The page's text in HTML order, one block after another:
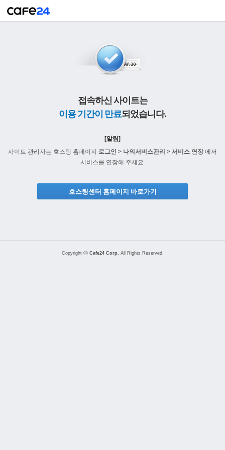
접속하신 사이트는
이용 기간이 만료되었습니다.
[알림]
사이트 관리자는 호스팅 홈페이지 로그인 > 나의서비스관리 > 서비스 연장에서
서비스를 연장해 주세요.
호스팅센터 홈페이지 바로가기
Copyright ⓒ Cafe24 Corp. All Rights Reserved.